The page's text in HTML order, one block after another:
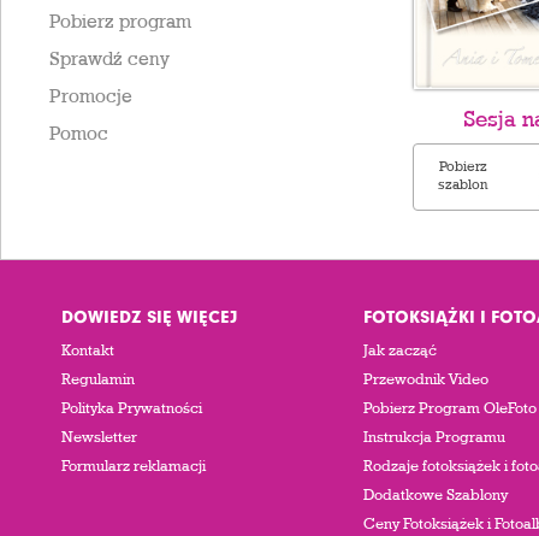
Pobierz program
Sprawdź ceny
Promocje
Pomoc
Sesja
Pobierz
szablon
DOWIEDZ SIĘ WIĘCEJ
Kontakt
Regulamin
Polityka Prywatności
Newsletter
Formularz reklamacji
FOTOKSIĄŻKI I
Jak zacząć
Przewodnik Video
Pobierz Program OleFoto
Instrukcja Programu
Rodzaje fotoksiążek i
Dodatkowe Szablony
Ceny Fotoksiążek i